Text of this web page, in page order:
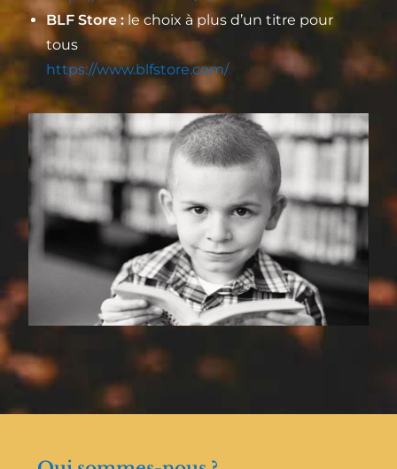
BLF Store : le choix à plus d’un titre pour
tous
https://www.blfstore.com/